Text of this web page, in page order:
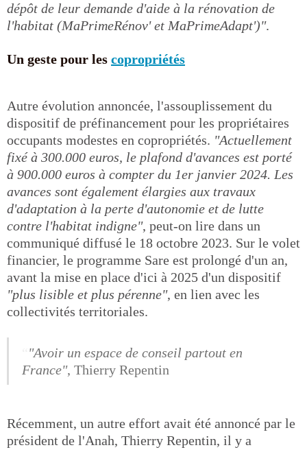
dépôt de leur demande d'aide à la rénovation de
l'habitat (MaPrimeRénov' et MaPrimeAdapt')".
Un geste pour les copropriétés
Autre évolution annoncée, l'assouplissement du
dispositif de préfinancement pour les propriétaires
occupants modestes en copropriétés. "Actuellement
fixé à 300.000 euros, le plafond d'avances est porté
à 900.000 euros à compter du 1er janvier 2024. Les
avances sont également élargies aux travaux
d'adaptation à la perte d'autonomie et de lutte
contre l'habitat indigne", peut-on lire dans un
communiqué diffusé le 18 octobre 2023. Sur le volet
financier, le programme Sare est prolongé d'un an,
avant la mise en place d'ici à 2025 d'un dispositif
"plus lisible et plus pérenne", en lien avec les
collectivités territoriales.
"Avoir un espace de conseil partout en
France", Thierry Repentin
Récemment, un autre effort avait été annoncé par le
président de l'Anah, Thierry Repentin, il y a